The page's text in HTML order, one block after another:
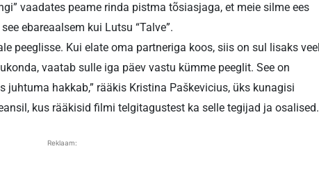
vaadates peame rinda pistma tõsiasjaga, et meie silme ees
ebareaalsem kui Lutsu “Talve”.
peeglisse. Kui elate oma partneriga koos, siis on sul lisaks veel
vaatab sulle iga päev vastu kümme peeglit. See on
juhtuma hakkab,” rääkis Kristina Paškevicius, üks kunagisi
kus rääkisid filmi telgitagustest ka selle tegijad ja osalised.
Reklaam: